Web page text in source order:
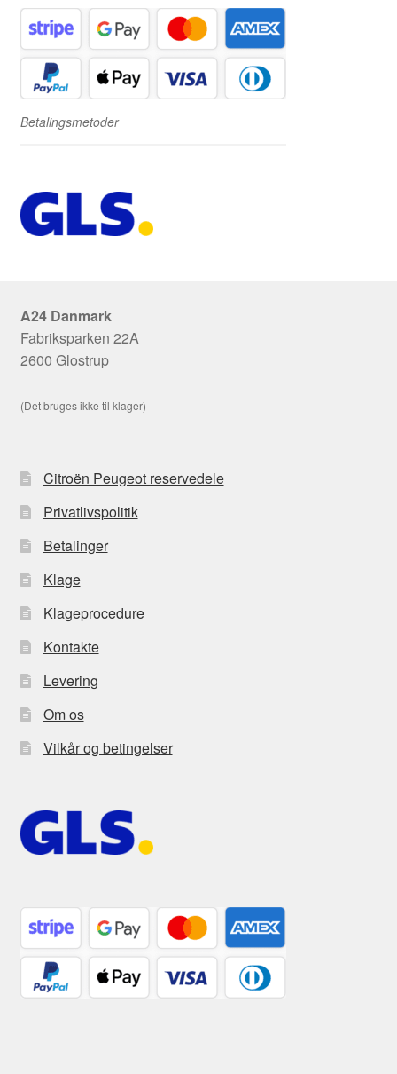
Betalingsmetoder
A24 Danmark
Fabriksparken 22A
2600 Glostrup
(Det bruges ikke til klager)
Citroën Peugeot reservedele
Privatlivspolitik
Betalinger
Klage
Klageprocedure
Kontakte
Levering
Om os
Vilkår og betingelser